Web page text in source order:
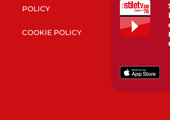
POLICY
COOKIE POLICY